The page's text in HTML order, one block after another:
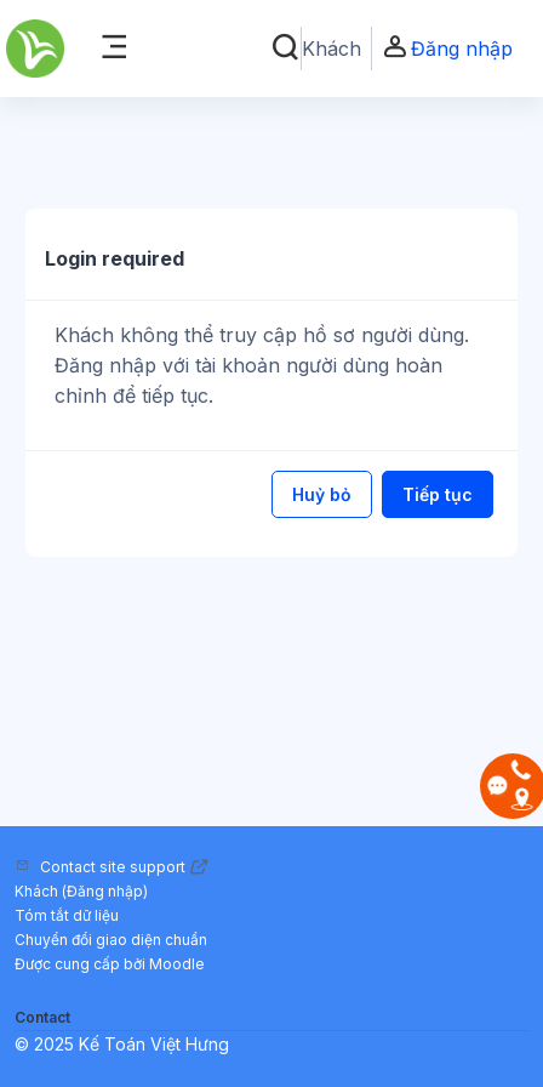
Chuyển tới nội dung chính
Bảng điều khiển cạnh
Chuyển đổi chọn tìm kiếm
Khách Đăng nhập
Login required
Khách không thể truy cập hồ sơ người dùng.
Đăng nhập với tài khoản người dùng hoàn
chỉnh để tiếp tục.
Huỷ bỏ Tiếp tục
Contact site support
Khách (Đăng nhập)
Tóm tắt dữ liệu
Chuyển đổi giao diện chuẩn
Được cung cấp bởi Moodle
Contact
© 2025 Kế Toán Việt Hưng